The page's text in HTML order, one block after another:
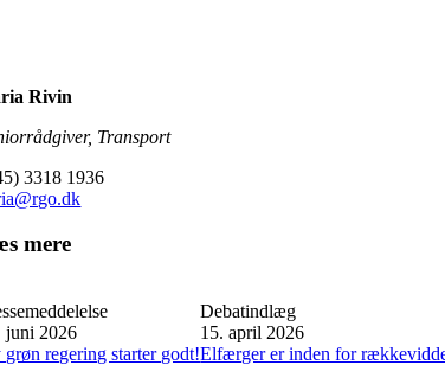
Rivin
Transport
3318 1936
mere
juni 2026
grøn regering starter godt!
Debatindlæg
15. april 2026
Elfærger er inden for